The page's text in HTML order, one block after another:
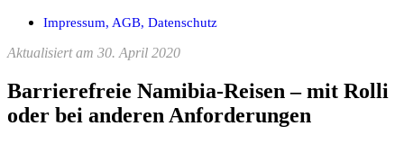
Impressum, AGB, Datenschutz
Aktualisiert am 30. April 2020
Barrierefreie Namibia-Reisen – mit Rolli
oder bei anderen Anforderungen